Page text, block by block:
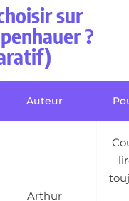
sur
?
Auteur
Arthur